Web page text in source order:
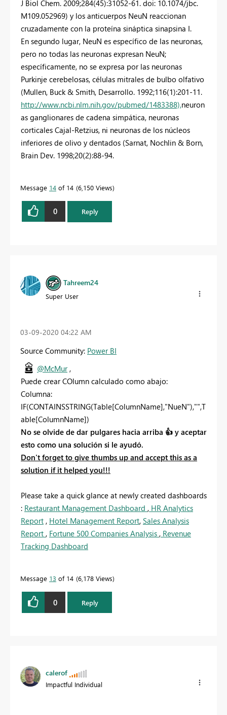
J Biol Chem. 2009;284(45):31052-61. doi: 10.1074/jbc.
M109.052969) y los anticuerpos NeuN reaccionan
cruzadamente con la proteína sináptica sinapsina I.
En segundo lugar, NeuN es específico de las neuronas,
pero no todas las neuronas expresan NeuN;
específicamente, no se expresa por las neuronas
Purkinje cerebelosas, células mitrales de bulbo olfativo
(Mullen, Buck & Smith, Desarrollo. 1992;116(1):201-11.
http://www.ncbi.nlm.nih.gov/pubmed/1483388),neuron
as ganglionares de cadena simpática, neuronas
corticales Cajal-Retzius, ni neuronas de los núcleos
inferiores de olivo y dentados (Sarnat, Nochlin & Born,
Brain Dev. 1998;20(2):88-94.
Message 14 of 14 6,150 Views
0 Reply
Tahreem24
Super User
‎03-09-2020 04:22 AM
Source Community: Power BI
@McMur,
Puede crear COlumn calculado como abajo:
Columna:
IF(CONTAINSSTRING(Table[ColumnName],"NueN"),"",T
able[ColumnName])
No se olvide de dar pulgares hacia arriba 👍 y aceptar
esto como una solución si le ayudó.
Don't forget to give thumbs up and accept this as a
solution if it helped you!!!
Please take a quick glance at newly created dashboards
: Restaurant Management Dashboard , HR Analytics
Report , Hotel Management Report, Sales Analysis
Report , Fortune 500 Companies Analysis , Revenue
Tracking Dashboard
Message 13 of 14 6,178 Views
0 Reply
calerof
Impactful Individual